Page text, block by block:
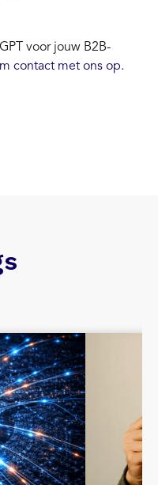
voor jouw B2B-
contact met ons op.